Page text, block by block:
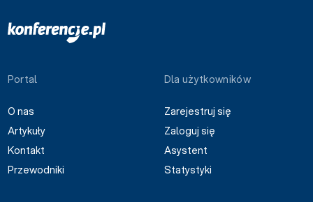
Portal
O nas
Artykuły
Kontakt
Przewodniki
Dla użytkowników
Zarejestruj się
Zaloguj się
Asystent
Statystyki